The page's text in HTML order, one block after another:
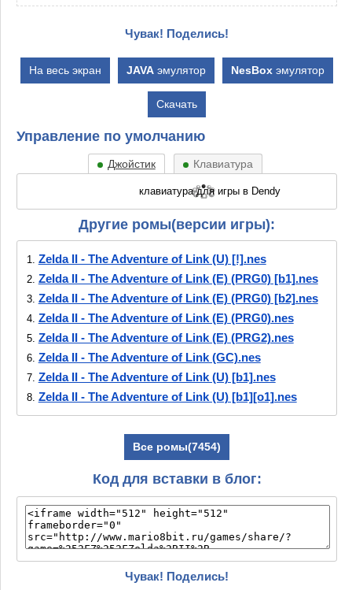
Чувак! Поделись!
На весь экран JAVA эмулятор NesBox эмулятор
Скачать
Управление по умолчанию
Джойстик Клавиатура
Другие ромы(версии игры):
1. Zelda II - The Adventure of Link (U) [!].nes
2. Zelda II - The Adventure of Link (E) (PRG0) [b1].nes
3. Zelda II - The Adventure of Link (E) (PRG0) [b2].nes
4. Zelda II - The Adventure of Link (E) (PRG0).nes
5. Zelda II - The Adventure of Link (E) (PRG2).nes
6. Zelda II - The Adventure of Link (GC).nes
7. Zelda II - The Adventure of Link (U) [b1].nes
8. Zelda II - The Adventure of Link (U) [b1][o1].nes
9.Zelda II - The Adventure of Link (U) [b2].nes
Zelda II - The Adventure of Link (U) [b3].nes
Zelda II - The Adventure of Link (U) [b4].nes
Zelda II - The Adventure of Link (U) [b4]
[T+Gre1.1_Lugia_13gr].nes
13.Zelda II - The Adventure of Link (U) [b5].nes
14.Zelda II - The Adventure of Link (U) [b6].nes
Zelda II - The Adventure of Link (U) [b8].nes
Все ромы(7454)
Код для вставки в блог:
Чувак! Поделись!